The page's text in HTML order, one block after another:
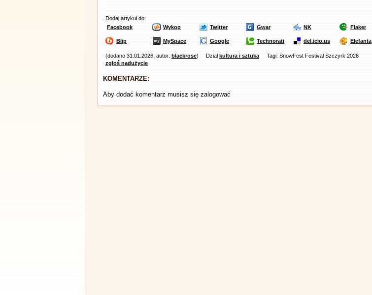
Dodaj artykuł do:
Facebook
Wykop Twitter Gwar NK Flaker
Blip MySpace Google Technorati del.icio.us Elefanta
(dodano 31.01.2026, autor: blackrose) Działkultura i sztuka
Tagi: SnowFest Festival Szczyrk 2026
zgłoś nadużycie
KOMENTARZE:
Aby dodać komentarz musisz się zalogować